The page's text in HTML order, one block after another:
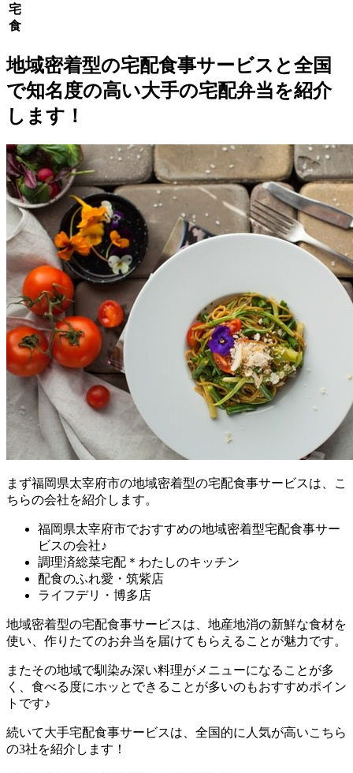
宅
食
地域密着型の宅配食事サービスと全国
で知名度の高い大手の宅配弁当を紹介
します！
まず福岡県太宰府市の地域密着型の宅配食事サービスは、こ
ちらの会社を紹介します。
福岡県太宰府市でおすすめの地域密着型宅配食事サー
ビスの会社♪
調理済総菜宅配＊わたしのキッチン
配食のふれ愛・筑紫店
ライフデリ・博多店
地域密着型の宅配食事サービスは、地産地消の新鮮な食材を
使い、作りたてのお弁当を届けてもらえることが魅力です。
またその地域で馴染み深い料理がメニューになることが多
く、食べる度にホッとできることが多いのもおすすめポイン
トです♪
続いて大手宅配食事サービスは、全国的に人気が高いこちら
の3社を紹介します！